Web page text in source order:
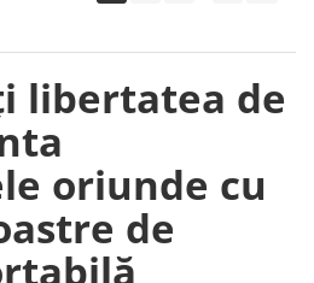
libertatea de
oriunde cu
de